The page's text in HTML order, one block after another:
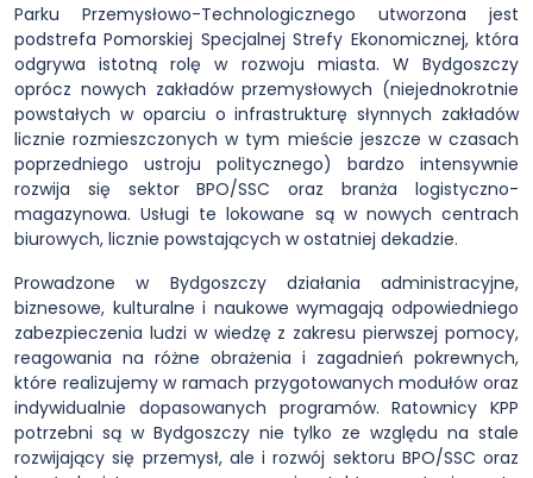
Parku Przemysłowo-Technologicznego utworzona jest
podstrefa Pomorskiej Specjalnej Strefy Ekonomicznej, która
odgrywa istotną rolę w rozwoju miasta. W Bydgoszczy
oprócz nowych zakładów przemysłowych (niejednokrotnie
powstałych w oparciu o infrastrukturę słynnych zakładów
licznie rozmieszczonych w tym mieście jeszcze w czasach
poprzedniego ustroju politycznego) bardzo intensywnie
rozwija się sektor BPO/SSC oraz branża logistyczno-
magazynowa. Usługi te lokowane są w nowych centrach
biurowych, licznie powstających w ostatniej dekadzie.
Prowadzone w Bydgoszczy działania administracyjne,
biznesowe, kulturalne i naukowe wymagają odpowiedniego
zabezpieczenia ludzi w wiedzę z zakresu pierwszej pomocy,
reagowania na różne obrażenia i zagadnień pokrewnych,
które realizujemy w ramach przygotowanych modułów oraz
indywidualnie dopasowanych programów. Ratownicy KPP
potrzebni są w Bydgoszczy nie tylko ze względu na stale
rozwijający się przemysł, ale i rozwój sektoru BPO/SSC oraz